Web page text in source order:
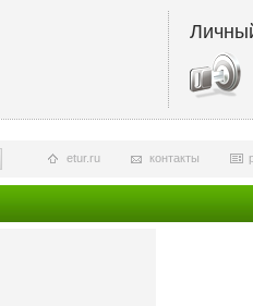
контакты
etur.ru